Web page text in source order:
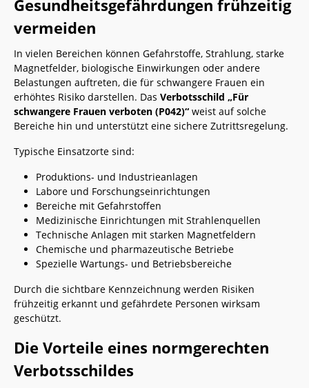
Gesundheitsgefährdungen frühzeitig
vermeiden
In vielen Bereichen können Gefahrstoffe, Strahlung, starke
Magnetfelder, biologische Einwirkungen oder andere
Belastungen auftreten, die für schwangere Frauen ein
erhöhtes Risiko darstellen. Das Verbotsschild „Für
schwangere Frauen verboten (P042)“ weist auf solche
Bereiche hin und unterstützt eine sichere Zutrittsregelung.
Typische Einsatzorte sind:
Produktions- und Industrieanlagen
Labore und Forschungseinrichtungen
Bereiche mit Gefahrstoffen
Medizinische Einrichtungen mit Strahlenquellen
Technische Anlagen mit starken Magnetfeldern
Chemische und pharmazeutische Betriebe
Spezielle Wartungs- und Betriebsbereiche
Durch die sichtbare Kennzeichnung werden Risiken
frühzeitig erkannt und gefährdete Personen wirksam
geschützt.
Die Vorteile eines normgerechten
Verbotsschildes